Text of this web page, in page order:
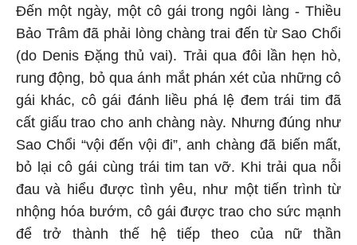
Đến một ngày, một cô gái trong ngôi làng - Thiều
Bảo Trâm đã phải lòng chàng trai đến từ Sao Chổi
(do Denis Đặng thủ vai). Trải qua đôi lần hẹn hò,
rung động, bỏ qua ánh mắt phán xét của những cô
gái khác, cô gái đánh liều phá lệ đem trái tim đã
cất giấu trao cho anh chàng này. Nhưng đúng như
Sao Chổi “vội đến vội đi”, anh chàng đã biến mất,
bỏ lại cô gái cùng trái tim tan vỡ. Khi trải qua nỗi
đau và hiểu được tình yêu, như một tiến trình từ
nhộng hóa bướm, cô gái được trao cho sức mạnh
để trở thành thế hệ tiếp theo của nữ thần